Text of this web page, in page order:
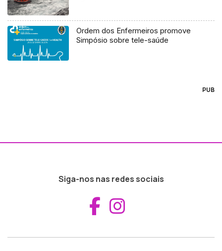
Ordem dos Enfermeiros promove
Simpósio sobre tele-saúde
PUB
Siga-nos nas redes sociais
Aceder ao